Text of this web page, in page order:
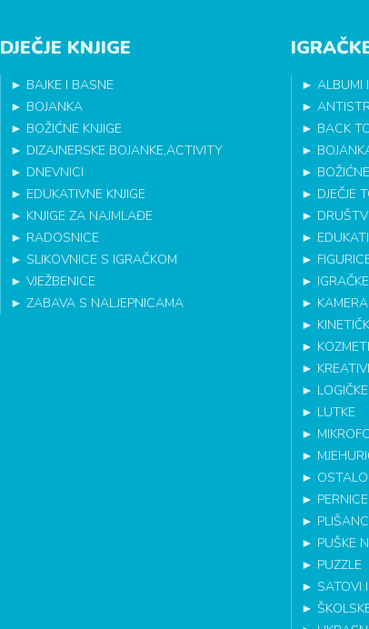
DJEČJE KNJIGE
► BAJKE I BASNE
► BOJANKA
► BOŽIĆNE KNJIGE
► DIZAJNERSKE BOJANKE,ACTIVITY
► DNEVNICI
► EDUKATIVNE KNJIGE
► KNJIGE ZA NAJMLAĐE
► RADOSNICE
► SLIKOVNICE S IGRAČKOM
► VJEŽBENICE
► ZABAVA S NALJEPNICAMA
► ALBUMI
►
► BACK
►
►
► DJEČJE
►
►
►
►
►
►
►
►
►
► LUTKE
►
►
► OSTALO
► PERNICE
►
► PUŠKE
► PUZZLE
► SATOVI
►